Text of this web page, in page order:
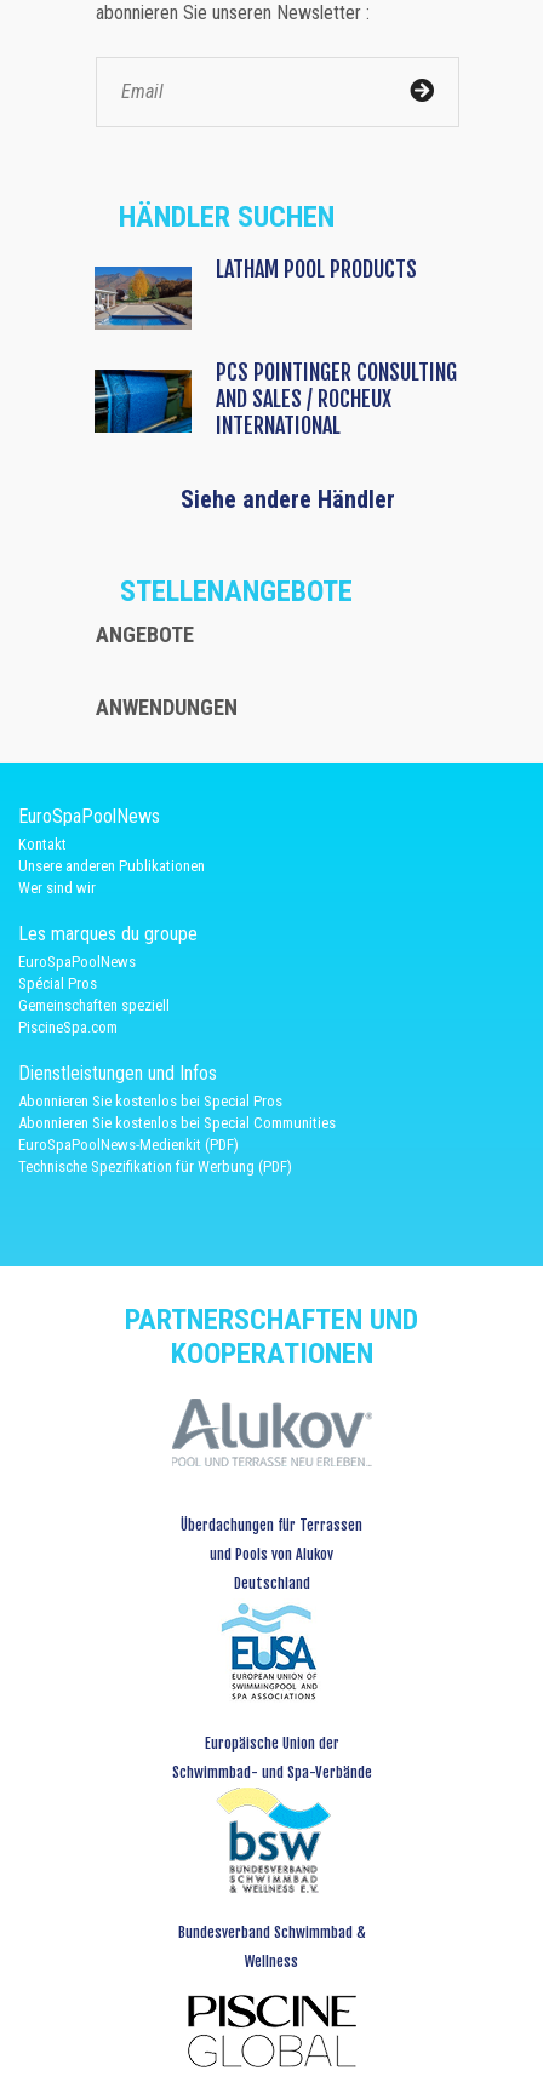
abonnieren Sie unseren Newsletter :
HÄNDLER SUCHEN
LATHAM POOL PRODUCTS
PCS POINTINGER CONSULTING
AND SALES / ROCHEUX
INTERNATIONAL
Siehe andere Händler
STELLENANGEBOTE
ANGEBOTE
ANWENDUNGEN
EuroSpaPoolNews
Kontakt
Unsere anderen Publikationen
Wer sind wir
Les marques du groupe
EuroSpaPoolNews
Spécial Pros
Gemeinschaften speziell
PiscineSpa.com
Dienstleistungen und Infos
Abonnieren Sie kostenlos bei Special Pros
Abonnieren Sie kostenlos bei Special Communities
EuroSpaPoolNews-Medienkit (PDF)
Technische Spezifikation für Werbung (PDF)
PARTNERSCHAFTEN UND
KOOPERATIONEN
Überdachungen für Terrassen
und Pools von Alukov
Deutschland
Europäische Union der
Schwimmbad- und Spa-Verbände
Bundesverband Schwimmbad &
Wellness